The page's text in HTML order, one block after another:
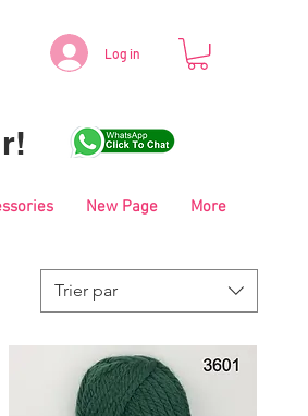
Log in
New Page More
Trier par